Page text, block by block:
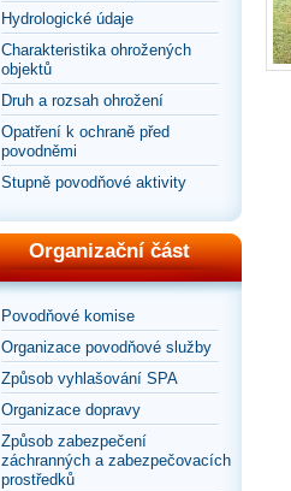
Hydrologické údaje
Charakteristika ohrožených
objektů
Druh a rozsah ohrožení
Opatření k ochraně před
povodněmi
Stupně povodňové aktivity
Organizační část
Povodňové komise
Organizace povodňové služby
Způsob vyhlašování SPA
Organizace dopravy
Způsob zabezpečení
záchranných a zabezpečovacích
prostředků